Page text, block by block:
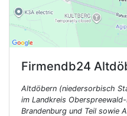
Firmendb24
Altdöbern (niedersorbisch
im Landkreis
Brandenburg und Teil sowie